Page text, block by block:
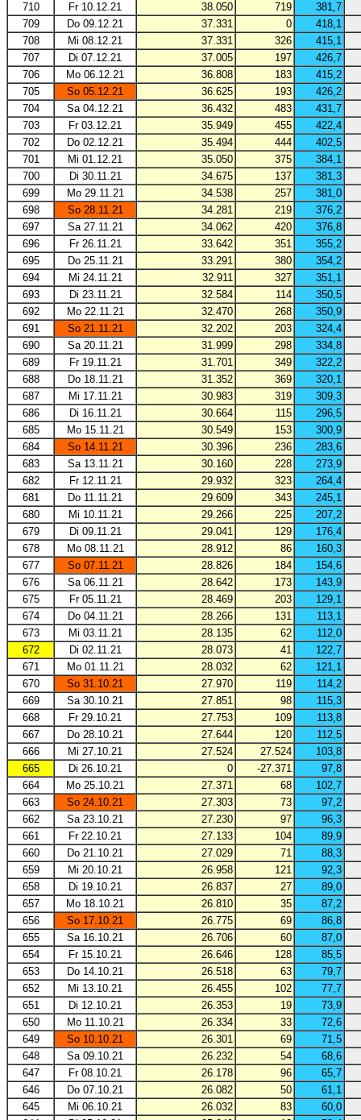
710
Fr 10.12.21 38.050 719
381,7
709
Do 09.12.21 37.331 0
418,1
708
Mi 08.12.21 37.331 326
415,1
707
Di 07.12.21 37.005 197
426,7
706
Mo 06.12.21 36.808 183
415,2
705
So 05.12.21 36.625 193
426,2
704
Sa 04.12.21 36.432 483
431,7
703
Fr 03.12.21 35.949 455
422,4
702
Do 02.12.21 35.494 444
402,5
701
Mi 01.12.21 35.050 375
384,1
700
Di 30.11.21 34.675 137
381,3
699
Mo 29.11.21 34.538 257
381,0
698
So 28.11.21 34.281 219
376,2
697
Sa 27.11.21 34.062 420
376,8
696
Fr 26.11.21 33.642 351
355,2
695
Do 25.11.21 33.291 380
354,2
694
Mi 24.11.21 32.911 327
351,1
693
Di 23.11.21 32.584 114
350,5
692
Mo 22.11.21 32.470 268
350,9
691
So 21.11.21 32.202 203
324,4
690
Sa 20.11.21 31.999 298
334,8
689
Fr 19.11.21 31.701 349
322,2
688
Do 18.11.21 31.352 369
320,1
687
Mi 17.11.21 30.983 319
309,3
686
Di 16.11.21 30.664 115
296,5
685
Mo 15.11.21 30.549 153
300,9
684
So 14.11.21 30.396 236
283,6
683
Sa 13.11.21 30.160 228
273,9
682
Fr 12.11.21 29.932 323
264,4
681
Do 11.11.21 29.609 343
245,1
680
Mi 10.11.21 29.266 225
207,2
679
Di 09.11.21 29.041 129
176,4
678
Mo 08.11.21 28.912 86
160,3
677
So 07.11.21 28.826 184
154,6
676
Sa 06.11.21 28.642 173
143,9
675
Fr 05.11.21 28.469 203
129,1
674
Do 04.11.21 28.266 131
113,1
673
Mi 03.11.21 28.135 62
112,0
672
Di 02.11.21 28.073 41
122,7
671
Mo 01.11.21 28.032 62
121,1
670
So 31.10.21 27.970 119
114,2
669
Sa 30.10.21 27.851 98
115,3
668
Fr 29.10.21 27.753 109
113,8
667
Do 28.10.21 27.644 120
112,5
666
Mi 27.10.21 27.524 27.524
103,8
665
Di 26.10.21 0 -27.371
97,8
664
Mo 25.10.21 27.371 68
102,7
663
So 24.10.21 27.303 73
97,2
662
Sa 23.10.21 27.230 97
96,3
661
Fr 22.10.21 27.133 104
89,9
660
Do 21.10.21 27.029 71
88,3
659
Mi 20.10.21 26.958 121
92,3
658
Di 19.10.21 26.837 27
89,0
657
Mo 18.10.21 26.810 35
87,2
656
So 17.10.21 26.775 69
86,8
655
Sa 16.10.21 26.706 60
87,0
654
Fr 15.10.21 26.646 128
85,5
653
Do 14.10.21 26.518 63
79,7
652
Mi 13.10.21 26.455 102
77,7
651
Di 12.10.21 26.353 19
73,9
650
Mo 11.10.21 26.334 33
72,6
649
So 10.10.21 26.301 69
71,5
648
Sa 09.10.21 26.232 54
68,6
647
Fr 08.10.21 26.178 96
65,7
646
Do 07.10.21 26.082 50
61,1
645
Mi 06.10.21 26.032 83
60,0